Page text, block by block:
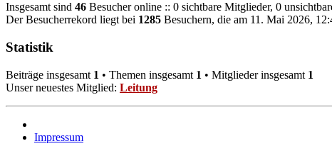
Insgesamt sind 46 Besucher online :: 0 sichtbare Mitglieder, 0
Der Besucherrekord liegt bei 1285 Besuchern, die am 11. Mai 2026,
Statistik
Beiträge insgesamt 1 • Themen insgesamt 1 • Mitglieder insgesamt 1
Unser neuestes Mitglied: Leitung
Impressum